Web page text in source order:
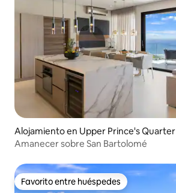
Alojamiento en Upper Prince's Quarter
Amanecer sobre San Bartolomé
Favorito entre huéspedes
Favorito entre huéspedes